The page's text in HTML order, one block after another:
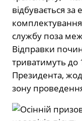
відбувається
службу поза
Відправки
триватимуть до
Президента,
зону